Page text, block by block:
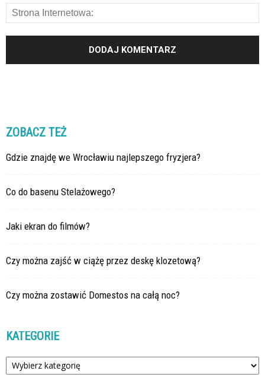
ZOBACZ TEŻ
Gdzie znajdę we Wrocławiu najlepszego fryzjera?
Co do basenu Stelażowego?
Jaki ekran do filmów?
Czy można zajść w ciążę przez deskę klozetową?
Czy można zostawić Domestos na całą noc?
KATEGORIE
Kategorie